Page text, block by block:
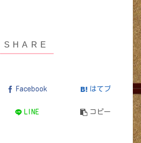
Facebook はてブ
LINE コピー